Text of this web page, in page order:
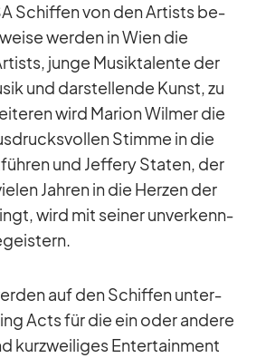
Schif­fen von den Ar­tists be­
wer­den in Wien die
junge Mu­sik­ta­lente der
und dar­stel­lende Kunst, zu
wird Ma­rion Wil­mer die
Stimme in die
und Jef­fery Sta­ten, der
Jah­ren in die Her­zen der
wird mit sei­ner un­ver­kenn­
auf den Schif­fen un­ter­
Acts für die ein oder an­dere
kurz­wei­li­ges En­ter­tain­ment